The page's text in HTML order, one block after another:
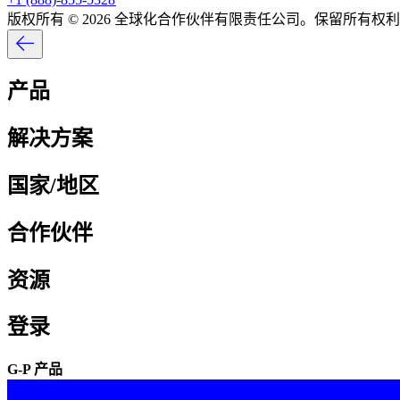
版权所有 © 2026 全球化合作伙伴有限责任公司。保留所有权
产品​​
解决方案​​
国家/地区​​
合作伙伴​​
资源​​
登录​​
G-P 产品​​